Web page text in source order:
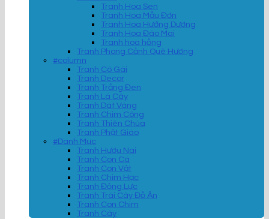
Tranh Hoa Sen
Tranh Hoa Mẫu Đơn
Tranh Hoa Hướng Dương
Tranh Hoa Đào Mai
Tranh hoa hồng
Tranh Phong Cảnh Quê Hương
#column
Tranh Cô Gái
Tranh Decor
Tranh Trắng Đen
Tranh Lá Cây
Tranh Dát Vàng
Tranh Chim Công
Tranh Thiên Chúa
Tranh Phật Giáo
#Danh Mục
Tranh Hươu Nai
Tranh Con Cá
Tranh Con Vật
Tranh Chim Hạc
Tranh Động Lực
Tranh Trái Cây Đồ Ăn
Tranh Con Chim
Tranh Cây